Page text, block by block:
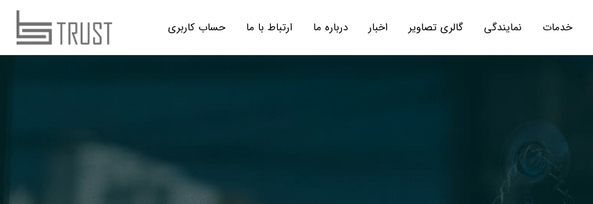
خدمات نمایندگی گالری تصاویر اخبار درباره ما ارتباط با ما حساب کاربری